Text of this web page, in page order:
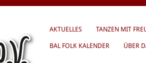
AKTUELLES TANZEN MIT
BAL FOLK KALENDER ÜBER